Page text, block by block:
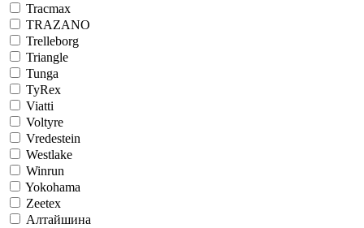
Tracmax
TRAZANO
Trelleborg
Triangle
Tunga
TyRex
Viatti
Voltyre
Vredestein
Westlake
Winrun
Yokohama
Zeetex
Алтайшина